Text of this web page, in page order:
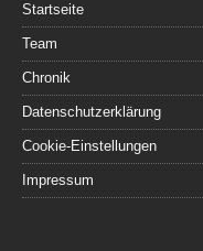
Startseite
Team
Chronik
Datenschutzerklärung
Cookie-Einstellungen
Impressum